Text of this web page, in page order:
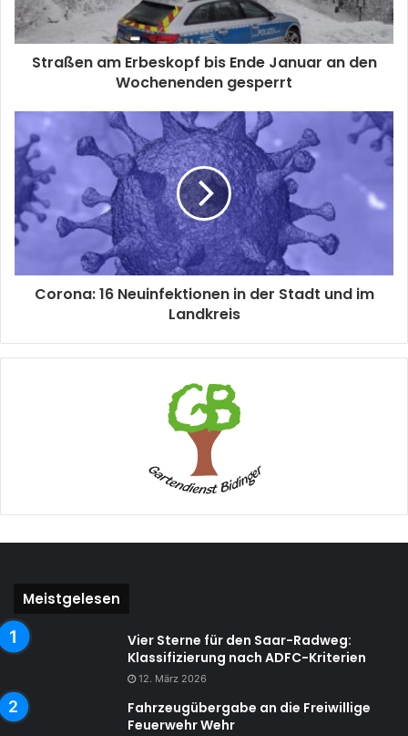
Straßen am Erbeskopf bis Ende Januar an den
Wochenenden gesperrt
Corona: 16 Neuinfektionen in der Stadt und im
Landkreis
Meistgelesen
Vier Sterne für den Saar-Radweg:
Klassifizierung nach ADFC-Kriterien
12. März 2026
Fahrzeugübergabe an die Freiwillige
Feuerwehr Wehr